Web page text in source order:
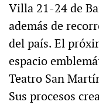
Villa 21-24 de
además de
del país. El
espacio
Teatro San
Sus procesos